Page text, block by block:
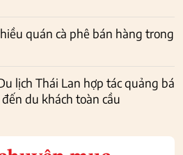
quán cà phê bán hàng trong
lịch Thái Lan hợp tác quảng bá
du khách toàn cầu